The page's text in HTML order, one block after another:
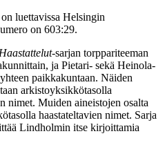
luettavissa Helsingin
on 603:29.
Haastattelut-sarjan torppariteeman
ja Pietari- sekä Heinola-
paikkakuntaan. Näiden
arkistoyksikkötasolla
nimet. Muiden aineistojen osalta
haastateltavien nimet. Sarja
Lindholmin itse kirjoittamia